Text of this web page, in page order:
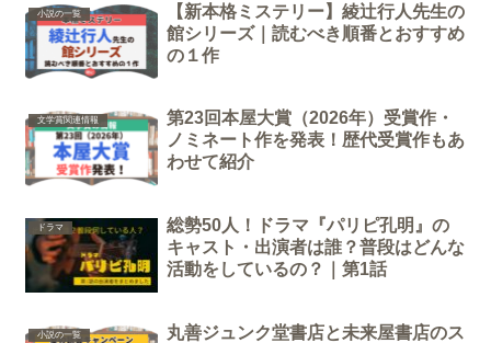
小説の一覧
【新本格ミステリー】綾辻行人先生の
館シリーズ｜読むべき順番とおすすめ
の１作
文学賞関連情報
第23回本屋大賞（2026年）受賞作・
ノミネート作を発表！歴代受賞作もあ
わせて紹介
ドラマ
総勢50人！ドラマ『パリピ孔明』の
キャスト・出演者は誰？普段はどんな
活動をしているの？｜第1話
小説の一覧
丸善ジュンク堂書店と未来屋書店のス